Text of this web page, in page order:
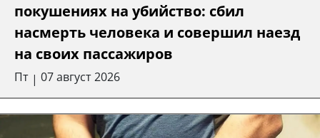
покушениях на убийство: сбил
насмерть человека и совершил наезд
на своих пассажиров
Пт | 07 август 2026